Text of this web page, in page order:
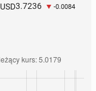
USD3.7236 -0.0084